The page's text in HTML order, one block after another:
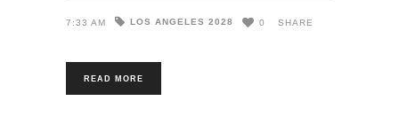
7:33 AM LOS ANGELES 2028 0 SHARE
READ MORE